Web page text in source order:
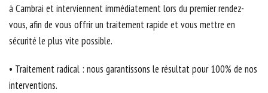
à Cambrai et interviennent immédiatement lors du premier rendez-
vous, afin de vous offrir un traitement rapide et vous mettre en
sécurité le plus vite possible.
• Traitement radical : nous garantissons le résultat pour 100% de nos
interventions.